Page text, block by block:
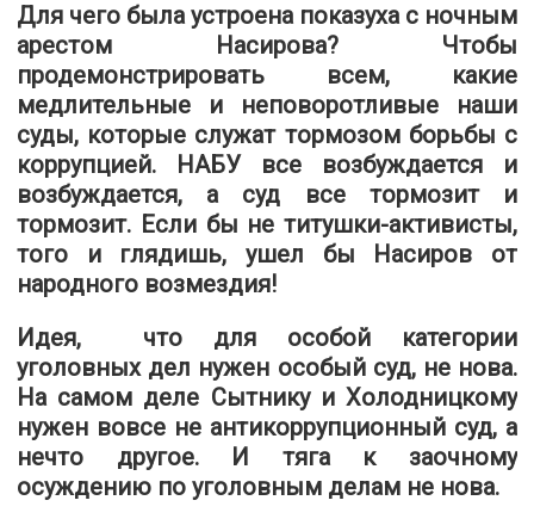
Для чего была устроена показуха с ночным
арестом Насирова? Чтобы
продемонстрировать всем, какие
медлительные и неповоротливые наши
суды, которые служат тормозом борьбы с
коррупцией. НАБУ все возбуждается и
возбуждается, а суд все тормозит и
тормозит. Если бы не титушки-активисты,
того и глядишь, ушел бы Насиров от
народного возмездия!
Идея, что для особой категории
уголовных дел нужен особый суд, не нова.
На самом деле Сытнику и Холодницкому
нужен вовсе не антикоррупционный суд, а
нечто другое. И тяга к заочному
осуждению по уголовным делам не нова.